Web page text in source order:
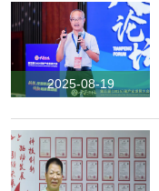
2025-08-19